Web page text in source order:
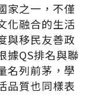
家之一，不僅
化融合的生活
與移民友善政
據QS排名與聯
名列前茅，學
品質也同樣表